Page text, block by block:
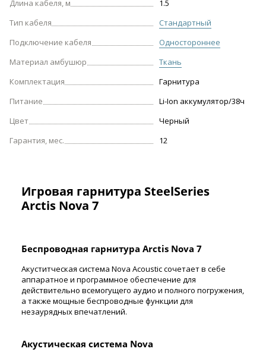
Длина кабеля, м
1.5
Тип кабеля
Стандартный
Подключение кабеля
Одностороннее
Материал амбушюр
Ткань
Комплектация
Гарнитура
Питание
Li-Ion аккумулятор/38ч
Цвет
Черный
Гарантия, мес.
12
Игровая гарнитура SteelSeries
Arctis Nova 7
Беспроводная гарнитура Arctis Nova 7
Акуститческая система Nova Acoustic сочетает в себе
аппаратное и программное обеспечение для
действительно всемогущего аудио и полного погружения,
а также мощные беспроводные функции для
незаурядных впечатлений.
Акустическая система Nova